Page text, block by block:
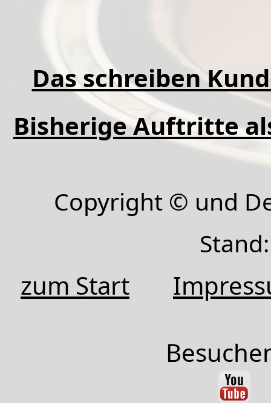
Das schreiben
Bisherige Auftritte
Copyright © und
zum Start